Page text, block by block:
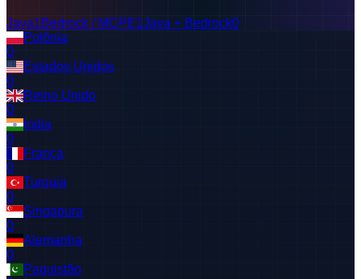
Java1Bedrock / MCPE1Java + Bedrock0
Polônia
0
Estados Unidos
0
Reino Unido
0
Índia
0
França
0
Turquia
0
Singapura
0
Alemanha
0
Paquistão